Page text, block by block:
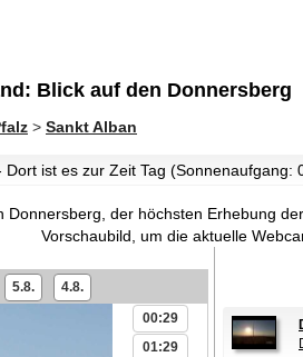
Blick auf den Donnersberg
> Sankt Alban
Dort ist es zur Zeit Tag (Sonnenaufgang:
Donnersberg, der höchsten Erhebung
Vorschaubild, um die aktuelle
5.8. 4.8.
00:29
01:29